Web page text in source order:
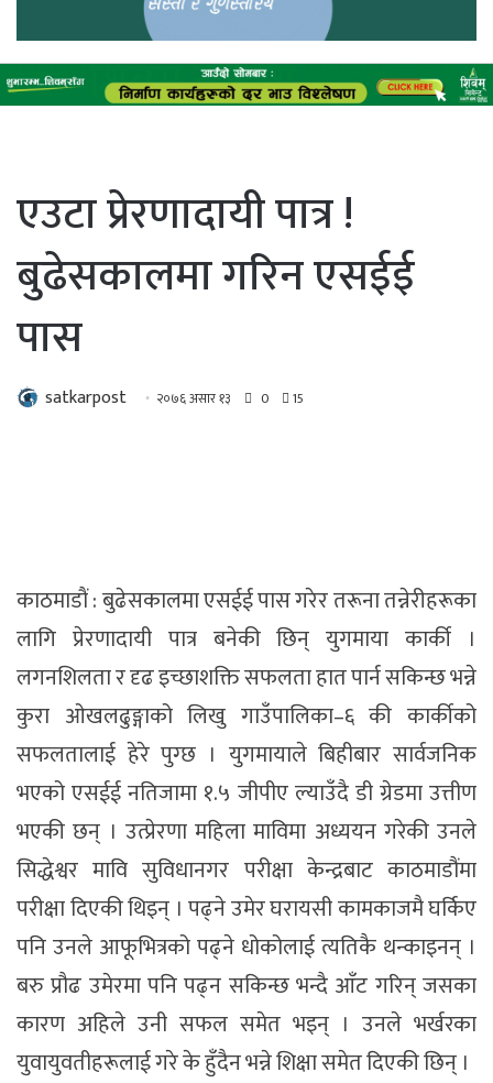
एउटा प्रेरणादायी पात्र !
बुढेसकालमा गरिन एसईई
पास
satkarpost २०७६ असार १३ 0 15
काठमाडाैं : बुढेसकालमा एसईई पास गरेर तरूना तन्नेरीहरूका
लागि प्रेरणादायी पात्र बनेकी छिन् युगमाया कार्की ।
लगनशिलता र दृढ इच्छाशक्ति सफलता हात पार्न सकिन्छ भन्ने
कुरा ओखलढुङ्गाको लिखु गाउँपालिका–६ की कार्कीको
सफलतालाई हेरे पुग्छ । युगमायाले बिहीबार सार्वजनिक
भएको एसईई नतिजामा १.५ जीपीए ल्याउँदै डी ग्रेडमा उत्तीण
भएकी छन् । उत्प्रेरणा महिला माविमा अध्ययन गरेकी उनले
सिद्धेश्वर मावि सुविधानगर परीक्षा केन्द्रबाट काठमाडौंमा
परीक्षा दिएकी थिइन् । पढ्ने उमेर घरायसी कामकाजमै घर्किए
पनि उनले आफूभित्रको पढ्ने धोकोलाई त्यतिकै थन्काइनन् ।
बरु प्रौढ उमेरमा पनि पढ्न सकिन्छ भन्दै आँट गरिन् जसका
कारण अहिले उनी सफल समेत भइन् । उनले भर्खरका
युवायुवतीहरूलाई गरे के हुँदैन भन्ने शिक्षा समेत दिएकी छिन् ।